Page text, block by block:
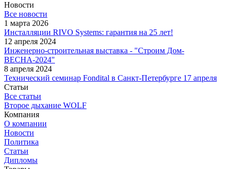
Новости
Все новости
1 марта 2026
Инсталляции RIVO Systems: гарантия на 25 лет!
12 апреля 2024
Инженерно-строительная выставка - "Строим Дом-
ВЕСНА-2024"
8 апреля 2024
Технический семинар Fondital в Санкт-Петербурге 17 апреля
Статьи
Все статьи
Второе дыхание WOLF
Компания
О компании
Новости
Политика
Статьи
Дипломы